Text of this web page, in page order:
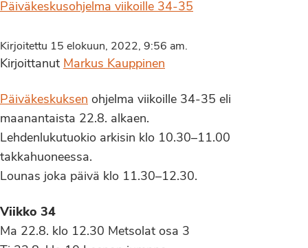
Päiväkeskusohjelma viikoille 34-35
Kirjoitettu 15 elokuun, 2022, 9:56 am.
Kirjoittanut Markus Kauppinen
Päiväkeskuksen ohjelma viikoille 34-35 eli
maanantaista 22.8. alkaen.
Lehdenlukutuokio arkisin klo 10.30–11.00
takkahuoneessa.
Lounas joka päivä klo 11.30–12.30.
Viikko 34
Ma 22.8. klo 12.30 Metsolat osa 3